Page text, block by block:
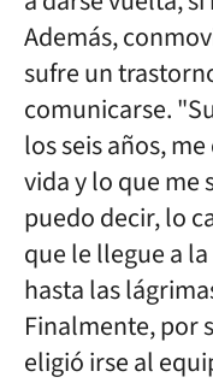
Además,
sufre un
comunicarse.
los seis años,
vida y lo que me
puedo decir, lo
que le llegue a
hasta las
Finalmente, por
eligió irse al